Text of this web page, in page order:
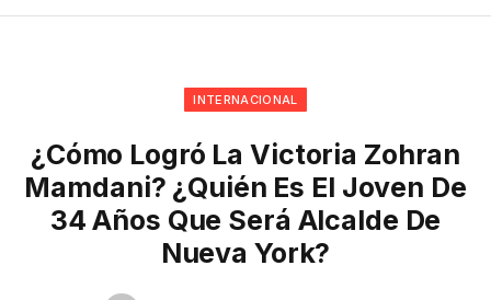
INTERNACIONAL
¿Cómo Logró La Victoria Zohran
Mamdani? ¿Quién Es El Joven De
34 Años Que Será Alcalde De
Nueva York?